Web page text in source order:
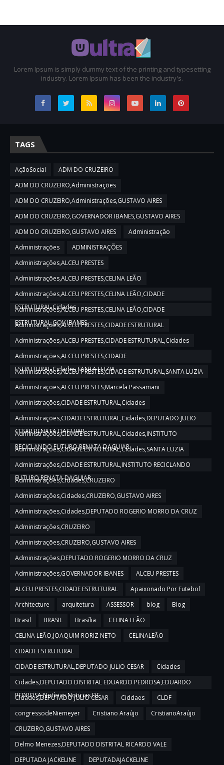
Lorem Ipsum is simply dummy text of the printing and typesetting
industry. Lorem Ipsum has been the industry's.
TAGS
AçãoSocial
ADM DO CRUZEIRO
ADM DO CRUZEIRO,Administrações
ADM DO CRUZEIRO,Administrações,GUSTAVO AIRES
ADM DO CRUZEIRO,GOVERNADOR IBANES,GUSTAVO AIRES
ADM DO CRUZEIRO,GUSTAVO AIRES
Administração
Administrações
ADMINISTRAÇÕES
Administrações,ALCEU PRESTES
Administrações,ALCEU PRESTES,CELINA LEÃO
Administrações,ALCEU PRESTES,CELINA LEÃO,CIDADE
ESTRUTURAL,Cidades
Administrações,ALCEU PRESTES,CELINA LEÃO,CIDADE
ESTRUTURAL,GOV IBANES
Administrações,ALCEU PRESTES,CIDADE ESTRUTURAL
Administrações,ALCEU PRESTES,CIDADE ESTRUTURAL,Cidades
Administrações,ALCEU PRESTES,CIDADE
ESTRUTURAL,Cidades,SANTA LUZIA
Administrações,ALCEU PRESTES,CIDADE ESTRUTURAL,SANTA LUZIA
Administrações,ALCEU PRESTES,Marcela Passamani
Administrações,CIDADE ESTRUTURAL,Cidades
Administrações,CIDADE ESTRUTURAL,Cidades,DEPUTADO JULIO
CESAR,RENATA DAGUIAR
Administrações,CIDADE ESTRUTURAL,Cidades,INSTITUTO
RECICLANDO FUTURO,RENATA DAGUIAR
Administrações,CIDADE ESTRUTURAL,Cidades,SANTA LUZIA
Administrações,CIDADE ESTRUTURAL,INSTITUTO RECICLANDO
FUTURO,RENATA DAGUIAR
Administrações,Cidades,CRUZEIRO
Administrações,Cidades,CRUZEIRO,GUSTAVO AIRES
Administrações,Cidades,DEPUTADO ROGERIO MORRO DA CRUZ
Administrações,CRUZEIRO
Administrações,CRUZEIRO,GUSTAVO AIRES
Administrações,DEPUTADO ROGERIO MORRO DA CRUZ
Administrações,GOVERNADOR IBANES
ALCEU PRESTES
ALCEU PRESTES,CIDADE ESTRUTURAL
Apaixonado Por Futebol
Architecture
arquitetura ASSESSOR blog
Blog
Brasil
BRASIL Brasília
CELINA LEÃO
CELINA LEÃO,JOAQUIM RORIZ NETO
CELINALEÃO
CIDADE ESTRUTURAL
CIDADE ESTRUTURAL,DEPUTADO JULIO CESAR
Cidades
Cidades,DEPUTADO DISTRITAL EDUARDO PEDROSA,EDUARDO
PEDROSA,Notícias,Noticias DF
Cidades,DEPUTADO JULIO CESAR Ciddaes
CLDF
congressodeNiemeyer
Cristiano Araújo
CristianoAraújo
CRUZEIRO,GUSTAVO AIRES
Delmo Menezes,DEPUTADO DISTRITAL RICARDO VALE
DEPUTADA JACKELINE
DEPUTADAJACKELINE